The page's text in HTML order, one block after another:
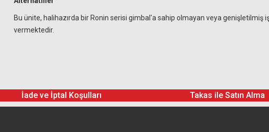
Bu ünite, halihazırda bir Ronin serisi gimbal'a sahip olmayan veya
vermektedir.
İade ve İptal Koşulları Takas ile Satın Alma